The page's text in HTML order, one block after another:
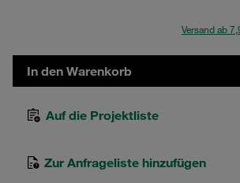
Versand ab
In den Warenkorb
Auf die Projektliste
Zur Anfrageliste hinzufügen